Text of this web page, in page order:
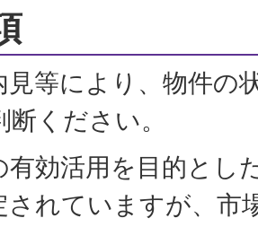
見等により、物件の
ください。
有効活用を目的とし
されていますが、市